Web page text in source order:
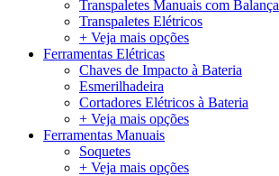
Transpaletes Manuais com Balança
Transpaletes Elétricos
+ Veja mais opções
Ferramentas Elétricas
Chaves de Impacto à Bateria
Esmerilhadeira
Cortadores Elétricos à Bateria
+ Veja mais opções
Ferramentas Manuais
Soquetes
+ Veja mais opções